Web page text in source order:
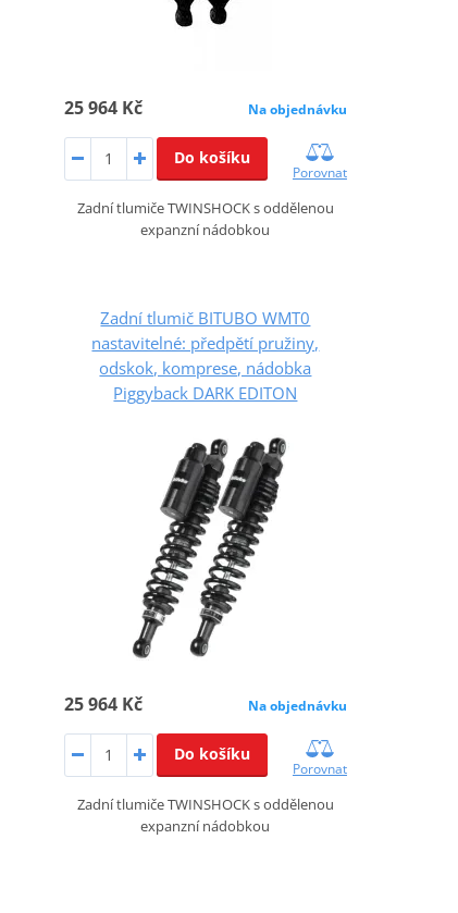
25 964 Kč Na objednávku
Do košíku
Porovnat
Zadní tlumiče TWINSHOCK s oddělenou
expanzní nádobkou
Zadní tlumič BITUBO WMT0
nastavitelné: předpětí pružiny,
odskok, komprese, nádobka
Piggyback DARK EDITON
25 964 Kč Na objednávku
Do košíku
Porovnat
Zadní tlumiče TWINSHOCK s oddělenou
expanzní nádobkou